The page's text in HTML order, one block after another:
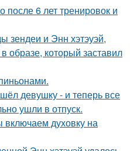
после 6 лет тренировок и
зендеи и Энн хэтэуэй,
образе, который заставил
девушку - и теперь все
ушли в отпуск.
духовку на